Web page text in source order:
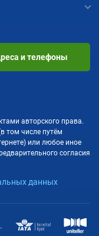
авторского права.
том числе путём
или любое иное
согласия
данных
и телефоны